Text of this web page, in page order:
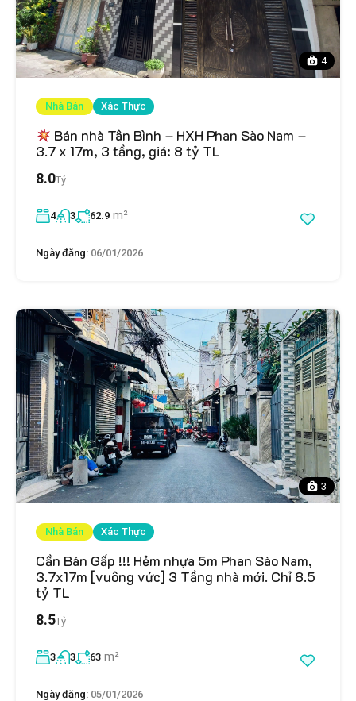
4
Nhà Bán Xác Thực
Bán nhà Tân Bình – HXH Phan Sào Nam –
3.7 x 17m, 3 tầng, giá: 8 tỷ TL
8.0Tỷ
4 3 62.9 m²
Ngày đăng: 06/01/2026
3
Nhà Bán Xác Thực
Cần Bán Gấp !!! Hẻm nhựa 5m Phan Sào Nam,
3.7x17m [vuông vức] 3 Tầng nhà mới. Chỉ 8.5
tỷ TL
8.5Tỷ
3 3 63 m²
Ngày đăng: 05/01/2026